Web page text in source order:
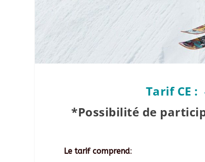
Tarif CE :
*Possibilité de
Le tarif comprend: